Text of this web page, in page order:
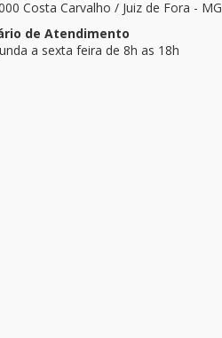
Costa Carvalho / Juiz de Fora - MG
de Atendimento
a sexta feira de 8h as 18h